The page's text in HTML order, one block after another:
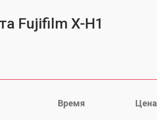
Fujifilm X-H1
Время Цена